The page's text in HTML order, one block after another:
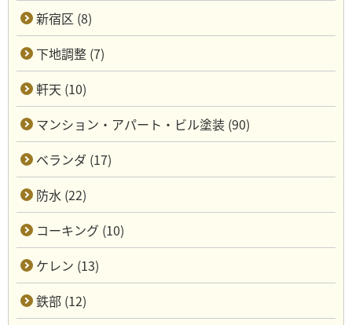
新宿区 (8)
下地調整 (7)
軒天 (10)
マンション・アパート・ビル塗装 (90)
ベランダ (17)
防水 (22)
コーキング (10)
ケレン (13)
鉄部 (12)